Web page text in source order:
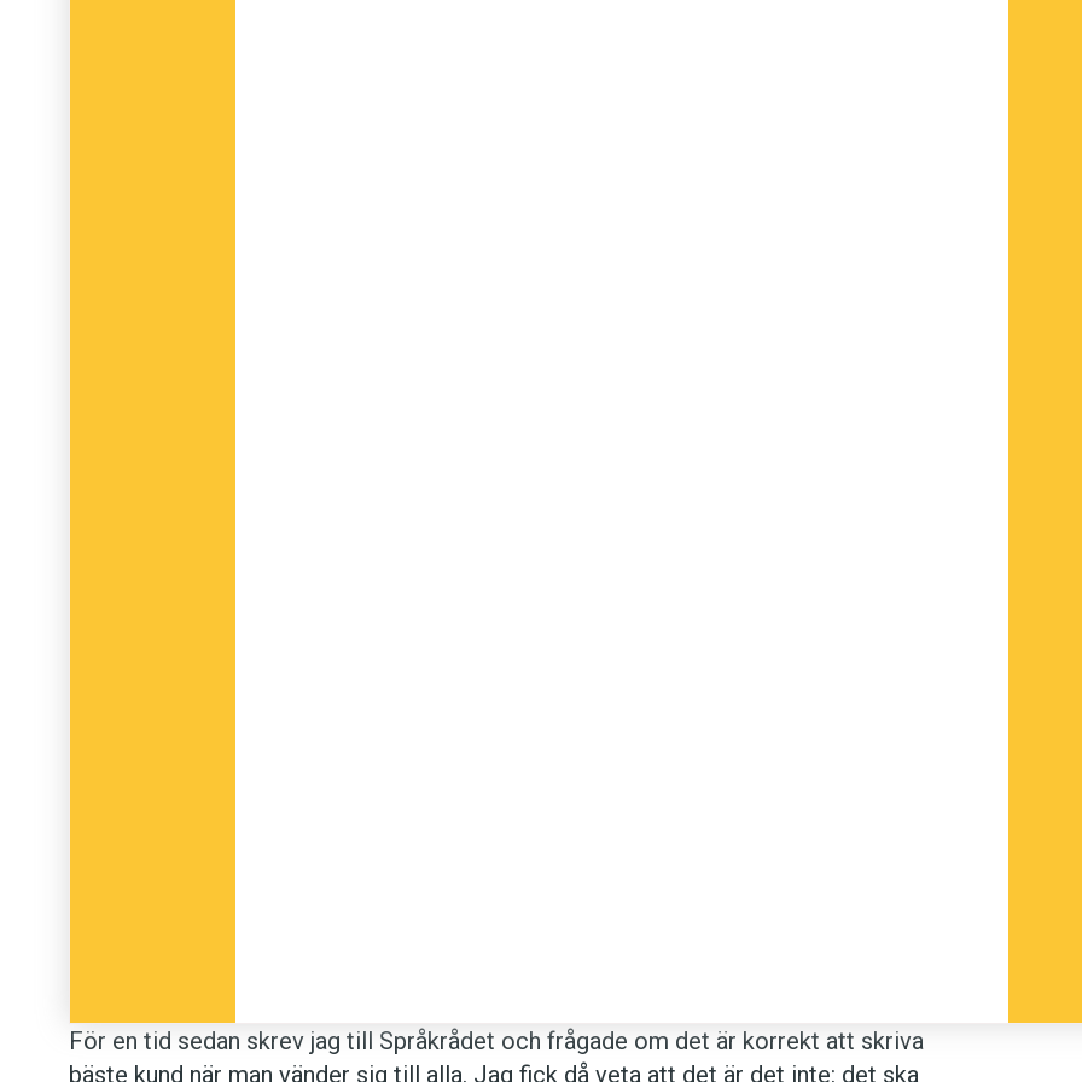
För en tid sedan skrev jag till Språkrådet och frågade om det är korrekt att skriva
bäste kund när man vänder sig till alla. Jag fick då veta att det är det inte: det ska